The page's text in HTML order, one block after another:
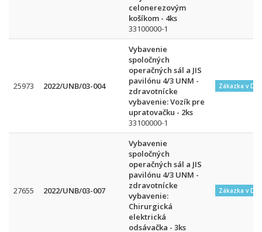
celonerezovým
košíkom - 4ks
33100000-1
25973 2022/UNB/03-004
Vybavenie
spoločných
operačných sál a JIS
pavilónu 4/3 UNM -
zdravotnícke
vybavenie: Vozík pre
upratovačku - 2ks
33100000-1
Zákazka v
27655 2022/UNB/03-007
Vybavenie
spoločných
operačných sál a JIS
pavilónu 4/3 UNM -
zdravotnícke
vybavenie:
Chirurgická
elektrická
odsávačka - 3ks
Zákazka v